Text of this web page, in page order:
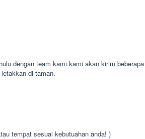
dengan team kami.kami akan kirim
di taman.
tempat sesuai kebutuahan anda! )